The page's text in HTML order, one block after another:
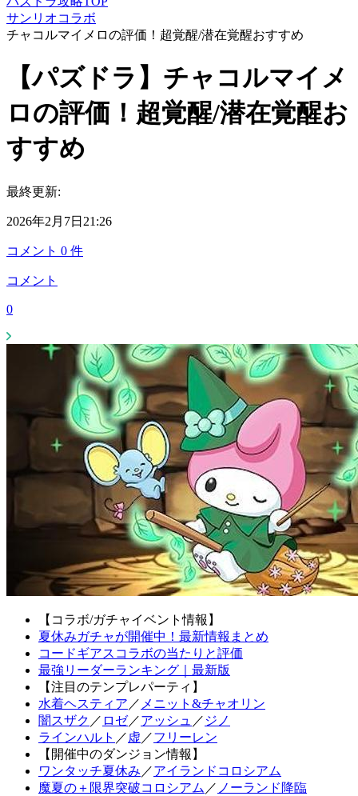
サンリオコラボ
チャコルマイメロの評価！超覚醒/潜在覚醒おすすめ
【パズドラ】チャコルマイメ
ロの評価！超覚醒/潜在覚醒お
すすめ
最終更新:
2026年2月7日21:26
コメント 0 件
コメント
0
【コラボ/ガチャイベント情報】
夏休みガチャが開催中！最新情報まとめ
コードギアスコラボの当たりと評価
最強リーダーランキング｜最新版
【注目のテンプレパーティ】
水着ヘスティア ／ メニット&チャオリン
闇スザク ／ ロゼ／アッシュ ／ ジノ
ラインハルト ／ 虚 ／フリーレン
【開催中のダンジョン情報】
ワンタッチ夏休み ／アイランドコロシアム
魔夏の＋限界突破コロシアム ／ ノーランド降臨